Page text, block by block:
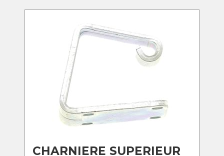
CHARNIERE SUPERIEUR